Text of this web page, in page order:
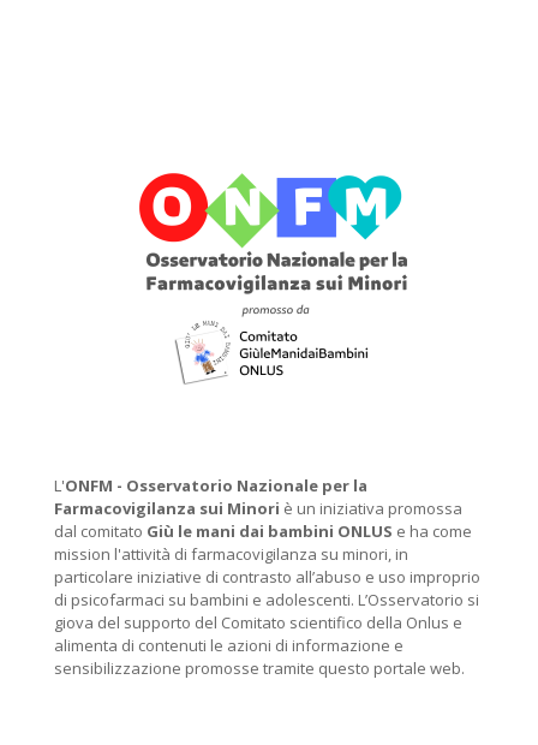
L'ONFM - Osservatorio Nazionale per la
Farmacovigilanza sui Minori è un iniziativa promossa
dal comitato Giù le mani dai bambini ONLUS e ha come
mission l'attività di farmacovigilanza su minori, in
particolare iniziative di contrasto all’abuso e uso improprio
di psicofarmaci su bambini e adolescenti. L’Osservatorio si
giova del supporto del Comitato scientifico della Onlus e
alimenta di contenuti le azioni di informazione e
sensibilizzazione promosse tramite questo portale web.